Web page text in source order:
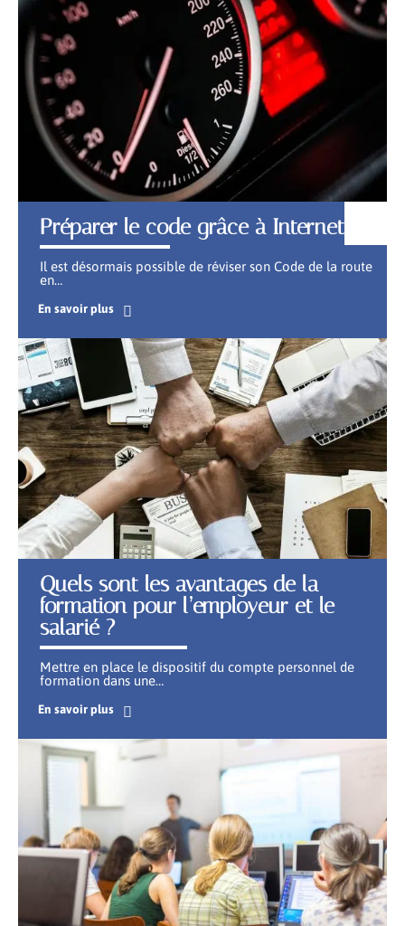
Préparer le code grâce à Internet
Il est désormais possible de réviser son Code de la route
en…
En savoir plus
Quels sont les avantages de la
formation pour l’employeur et le
salarié ?
Mettre en place le dispositif du compte personnel de
formation dans une…
En savoir plus